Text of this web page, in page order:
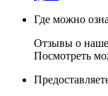
Где можно
Отзывы о
Посмотреть